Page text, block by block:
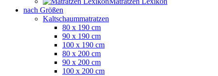
nach Größen
Kaltschaummatratzen
80 x 190 cm
90 x 190 cm
100 x 190 cm
80 x 200 cm
90 x 200 cm
100 x 200 cm